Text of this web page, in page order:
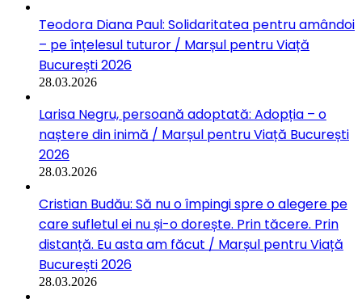
Teodora Diana Paul: Solidaritatea pentru amândoi
– pe înțelesul tuturor / Marșul pentru Viață
București 2026
28.03.2026
Larisa Negru, persoană adoptată: Adopția – o
naștere din inimă / Marșul pentru Viață București
2026
28.03.2026
Cristian Budău: Să nu o împingi spre o alegere pe
care sufletul ei nu și-o dorește. Prin tăcere. Prin
distanță. Eu asta am făcut / Marșul pentru Viață
București 2026
28.03.2026